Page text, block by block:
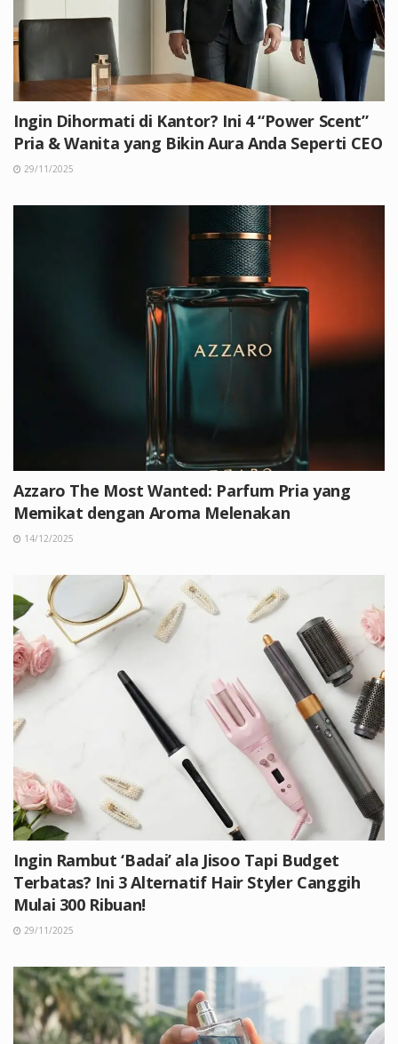
Ingin Dihormati di Kantor? Ini 4 “Power Scent”
Pria & Wanita yang Bikin Aura Anda Seperti CEO
29/11/2025
Azzaro The Most Wanted: Parfum Pria yang
Memikat dengan Aroma Melenakan
14/12/2025
Ingin Rambut ‘Badai’ ala Jisoo Tapi Budget
Terbatas? Ini 3 Alternatif Hair Styler Canggih
Mulai 300 Ribuan!
29/11/2025